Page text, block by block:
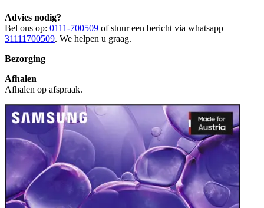
Advies nodig?
Bel ons op: 0111-700509 of stuur een bericht via whatsapp
31111700509. We helpen u graag.
Bezorging
Afhalen
Afhalen op afspraak.